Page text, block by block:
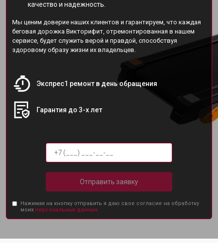
качество и надежность.
Мы ценим доверие наших клиентов и гарантируем, что каждая
беговая дорожка Викторифит, отремонтированная в нашем
сервисе, будет служить верой и правдой, способствуя
здоровому образу жизни их владельцев.
Экспрес1 ремонт в день обращения
Гарантия до 3-х лет
Отправить заявку
Нажимая на кнопку отправить я даю свое согласие на обработку
моих персональных данных.